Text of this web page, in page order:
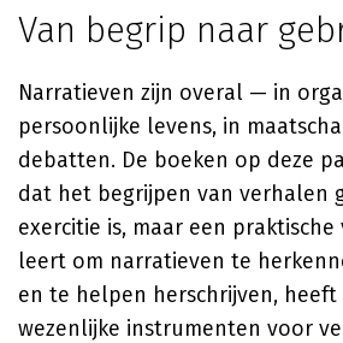
Van begrip naar
Narratieven zijn overal — in
persoonlijke levens, in
debatten. De boeken op deze
dat het begrijpen van verhalen
exercitie is, maar een praktische
leert om narratieven te
en te helpen herschrijven, heeft
wezenlijke instrumenten voor